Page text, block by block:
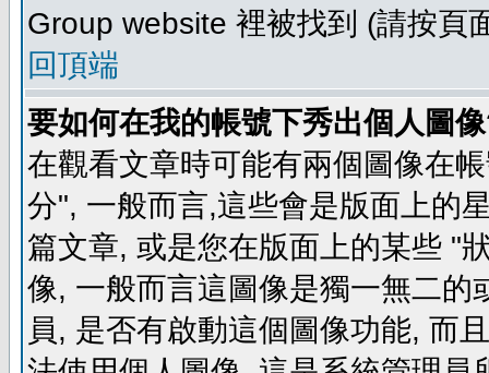
Group website 裡被找到 (請按頁
回頂端
要如何在我的帳號下秀出個人圖
在觀看文章時可能有兩個圖像在
分", 一般而言,這些會是版面上的
篇文章, 或是您在版面上的某些 "
像, 一般而言這圖像是獨一無二
員, 是否有啟動這個圖像功能, 而